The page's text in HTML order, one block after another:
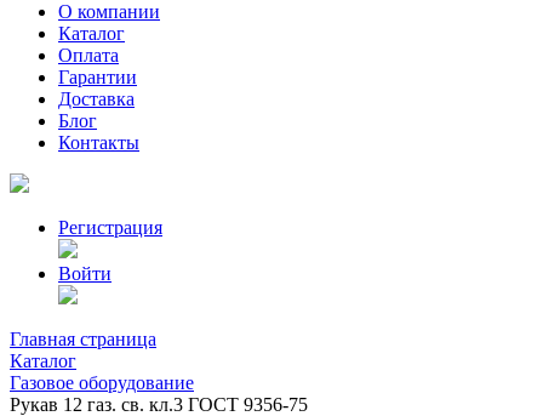
О компании
Каталог
Оплата
Гарантии
Доставка
Блог
Контакты
Регистрация
Войти
Главная страница
Каталог
Газовое оборудование
Рукав 12 газ. св. кл.3 ГОСТ 9356-75